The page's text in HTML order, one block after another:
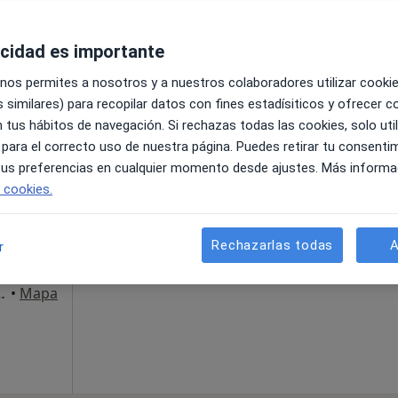
de Mar • Mapa
La reserva de cita online no está
Ver teléfono
es importante
permites a nosotros y a nuestros colaboradores utilizar
similares) para recopilar datos con fines estadísiticos y ofrecer
tus hábitos de navegación. Si rechazas todas las cookies, solo
el correcto uso de nuestra página. Puedes retirar tu
preferencias en cualquier momento desde ajustes. Más
Rechazarlas todas